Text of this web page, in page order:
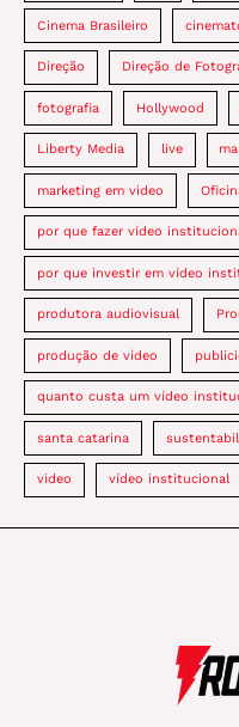
Cinema Brasileiro
Direção Direção de
fotografia Hollywood
Liberty Media live
marketing em video
por que fazer vídeo
por que investir em vídeo
produtora audiovisual
produção de vídeo
quanto custa um vídeo
santa catarina
video vídeo institucional